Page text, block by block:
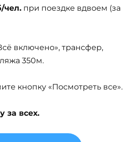
чел. при поездке вдвоем (за
включено», трансфер,
350м.
кнопку «Посмотреть все».
за всех.